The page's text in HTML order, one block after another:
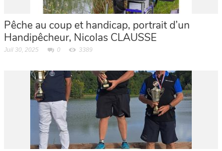
Pêche au coup et handicap, portrait d’un
Handipêcheur, Nicolas CLAUSSE
Juil 30, 2025 0 3389